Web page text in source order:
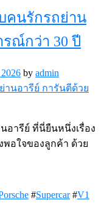
คนรักรถย่าน
ณ์กว่า 30 ปี
by admin
อารีย์ ที่นี่ยืนหนึ่งเรื่อง
อใจของลูกค้า ด้วย
#Supercar #V1